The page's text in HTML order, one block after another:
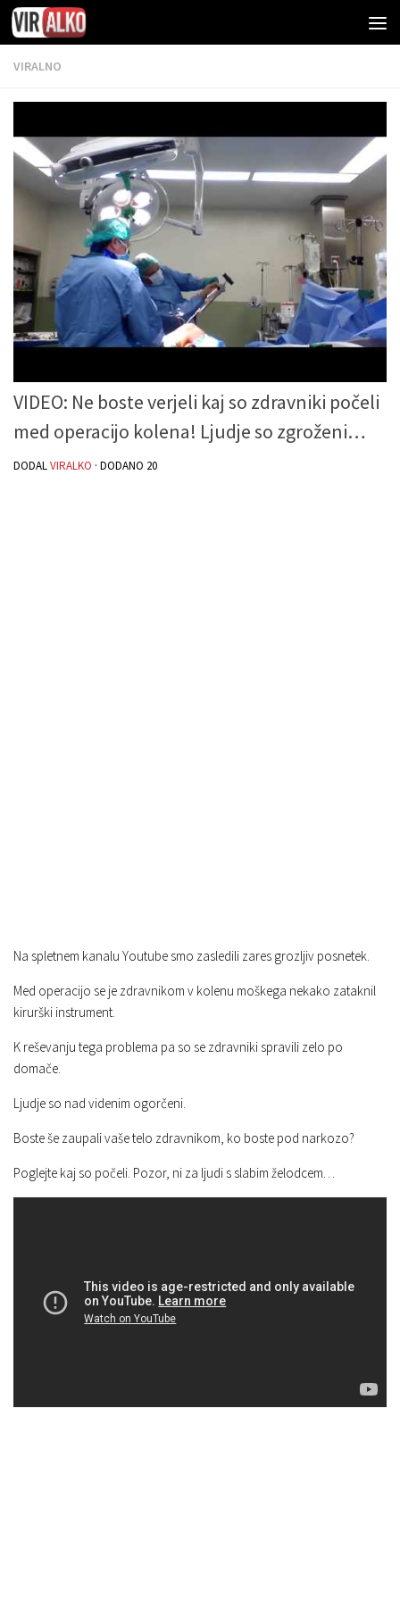
VIRALNO
VIDEO: Ne boste verjeli kaj so zdravniki počeli
med operacijo kolena! Ljudje so zgroženi…
DODALVIRALKO · DODANO 20
Na spletnem kanalu Youtube smo zasledili zares grozljiv posnetek.
Med operacijo se je zdravnikom v kolenu moškega nekako zataknil
kirurški instrument.
K reševanju tega problema pa so se zdravniki spravili zelo po
domače.
Ljudje so nad videnim ogorčeni.
Boste še zaupali vaše telo zdravnikom, ko boste pod narkozo?
Poglejte kaj so počeli. Pozor, ni za ljudi s slabim želodcem…